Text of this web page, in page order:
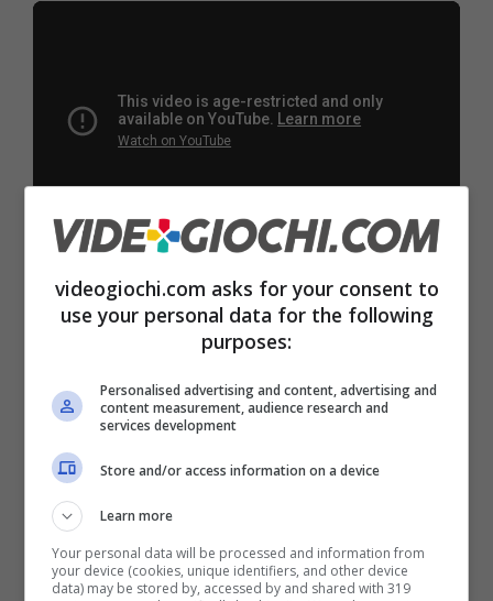
Articoli recenti
Final Fantasy Resonance:
Prezzo del preordine su
Amazon per la versione
PS5 in calo
Nothing cambia rotta:
l’obiettivo è diventare
un’azienda ‘AI First’ per
affrontare la crisi delle
videogiochi.com asks for your consent to
use your personal data for the following
purposes:
Personalised advertising and content, advertising and
content measurement, audience research and
services development
Store and/or access information on a device
Learn more
Your personal data will be processed and information from
your device (cookies, unique identifiers, and other device
data) may be stored by, accessed by and shared with 319